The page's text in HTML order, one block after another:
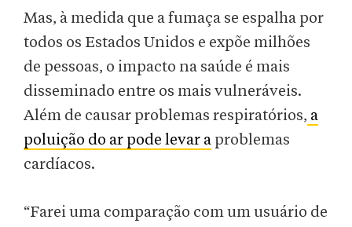
Mas, à medida que a fumaça se espalha por
todos os Estados Unidos e expõe milhões
de pessoas, o impacto na saúde é mais
disseminado entre os mais vulneráveis.
Além de causar problemas respiratórios, a
poluição do ar pode levar a problemas
cardíacos.
“Farei uma comparação com um usuário de